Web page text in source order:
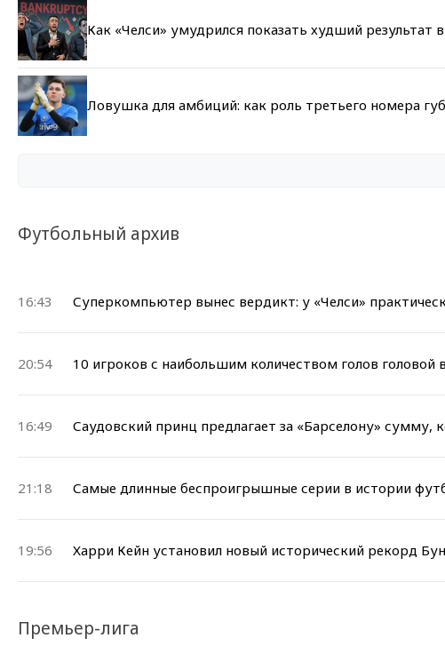
Как «Челси» умудрился показать худший результат
Ловушка для амбиций: как роль третьего номера
Футбольный архив
16:43 Суперкомпьютер вынес вердикт: у «Челси»
20:54 10 игроков с наибольшим количеством голов
16:49 Саудовский принц предлагает за «Барселону»
21:18 Самые длинные беспроигрышные серии в истории
19:56 Харри Кейн установил новый исторический рекорд
Премьер-лига